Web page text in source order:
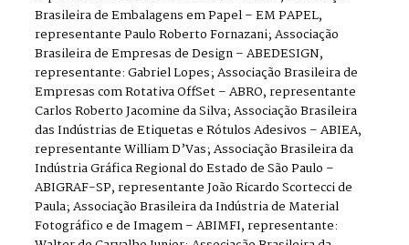
Brasileira de Embalagens em Papel – EM PAPEL,
representante Paulo Roberto Fornazani; Associação
Brasileira de Empresas de Design – ABEDESIGN,
representante: Gabriel Lopes; Associação Brasileira de
Empresas com Rotativa OffSet – ABRO, representante
Carlos Roberto Jacomine da Silva; Associação Brasileira
das Indústrias de Etiquetas e Rótulos Adesivos – ABIEA,
representante William D’Vas; Associação Brasileira da
Indústria Gráfica Regional do Estado de São Paulo –
ABIGRAF-SP, representante João Ricardo Scortecci de
Paula; Associação Brasileira da Indústria de Material
Fotográfico e de Imagem – ABIMFI, representante: